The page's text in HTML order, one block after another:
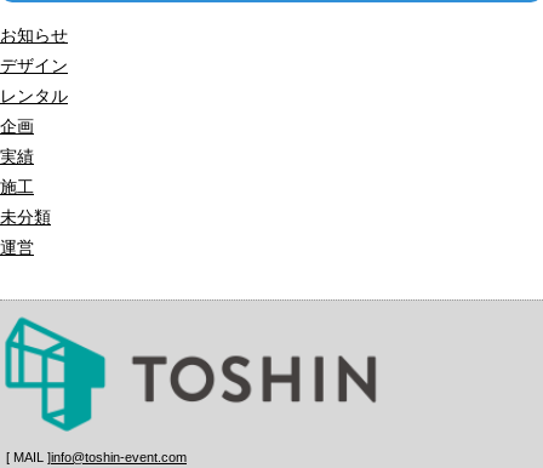
お知らせ
デザイン
レンタル
企画
実績
施工
未分類
運営
[ MAIL ]info@toshin-event.com